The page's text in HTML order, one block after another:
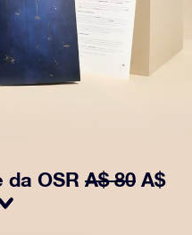
OSR A$ 80 A$